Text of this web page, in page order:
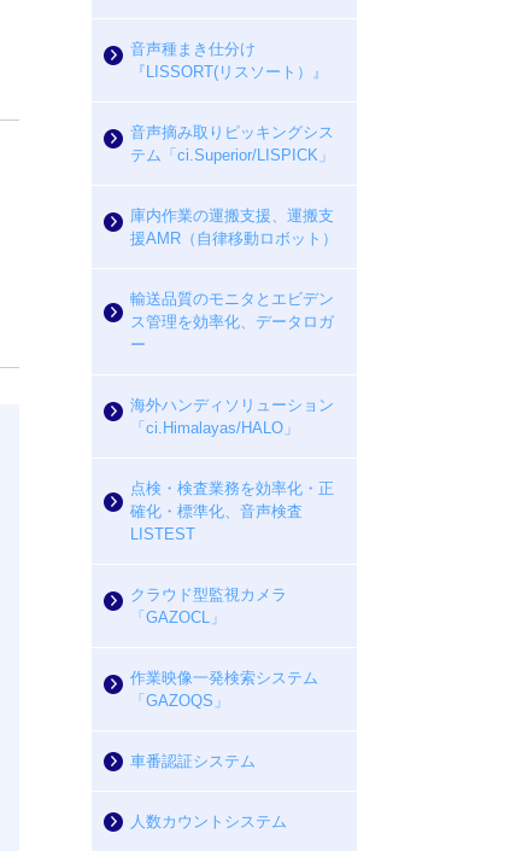
音声種まき仕分け
『LISSORT(リスソート）』
音声摘み取りピッキングシス
テム「ci.Superior/LISPICK」
庫内作業の運搬支援、運搬支
援AMR（自律移動ロボット）
輸送品質のモニタとエビデン
ス管理を効率化、データロガ
ー
海外ハンディソリューション
「ci.Himalayas/HALO」
点検・検査業務を効率化・正
確化・標準化、音声検査
LISTEST
クラウド型監視カメラ
「GAZOCL」
作業映像一発検索システム
「GAZOQS」
車番認証システム
人数カウントシステム